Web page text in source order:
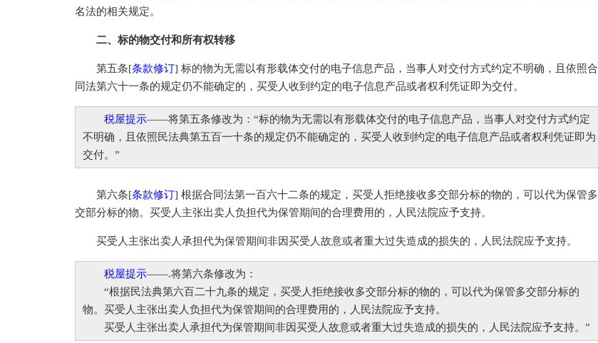
名法的相关规定。
二、标的物交付和所有权转移
第五条[条款修订] 标的物为无需以有形载体交付的电子信息产品，当事人对交付方式约定不明确，且依照合
同法第六十一条的规定仍不能确定的，买受人收到约定的电子信息产品或者权利凭证即为交付。
税屋提示——将第五条修改为：“标的物为无需以有形载体交付的电子信息产品，当事人对交付方式约定
不明确，且依照民法典第五百一十条的规定仍不能确定的，买受人收到约定的电子信息产品或者权利凭证即为
交付。”
第六条[条款修订] 根据合同法第一百六十二条的规定，买受人拒绝接收多交部分标的物的，可以代为保管多
交部分标的物。买受人主张出卖人负担代为保管期间的合理费用的，人民法院应予支持。
买受人主张出卖人承担代为保管期间非因买受人故意或者重大过失造成的损失的，人民法院应予支持。
税屋提示——.将第六条修改为：
“根据民法典第六百二十九条的规定，买受人拒绝接收多交部分标的物的，可以代为保管多交部分标的
物。买受人主张出卖人负担代为保管期间的合理费用的，人民法院应予支持。
买受人主张出卖人承担代为保管期间非因买受人故意或者重大过失造成的损失的，人民法院应予支持。”